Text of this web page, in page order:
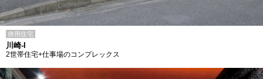
併用住宅
川崎-I
2世帯住宅+仕事場のコンプレックス